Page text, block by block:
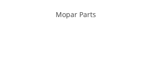
Mopar Parts